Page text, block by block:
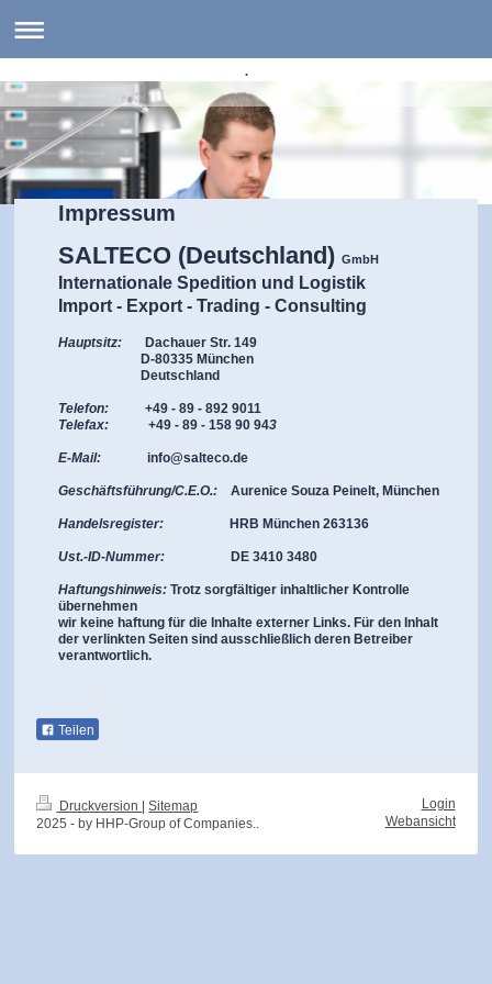
.
Impressum
SALTECO (Deutschland)GmbH
Internationale Spedition und Logistik
Import - Export - Trading - Consulting
Hauptsitz:
Dachauer Str. 149
D-80335 München
Deutschland
Telefon:
+49 - 89 - 892 9011
Telefax:
+49 - 89 - 158 90 943
E-Mail: info@salteco.de
Geschäftsführung/C.E.O.: Aurenice Souza Peinelt, München
Handelsregister: HRB München 263136
Ust.-ID-Nummer: DE 3410 3480
Haftungshinweis: Trotz sorgfältiger inhaltlicher Kontrolle
übernehmen
wir keine haftung für die Inhalte externer Links. Für den Inhalt
der verlinkten Seiten sind ausschließlich deren Betreiber
verantwortlich.
Teilen
Druckversion | Sitemap
2025 - by HHP-Group of Companies..
Login
Webansicht